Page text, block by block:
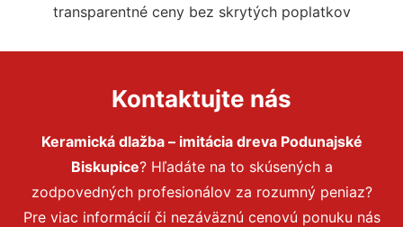
transparentné ceny bez skrytých poplatkov
Kontaktujte nás
Keramická dlažba – imitácia dreva Podunajské
Biskupice? Hľadáte na to skúsených a
zodpovedných profesionálov za rozumný peniaz?
Pre viac informácií či nezáväznú cenovú ponuku nás